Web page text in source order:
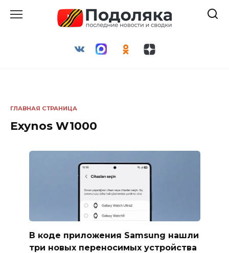
ГЛАВНАЯ СТРАНИЦА
Exynos W1000
В коде приложения Samsung нашли
три новых переносимых устройства